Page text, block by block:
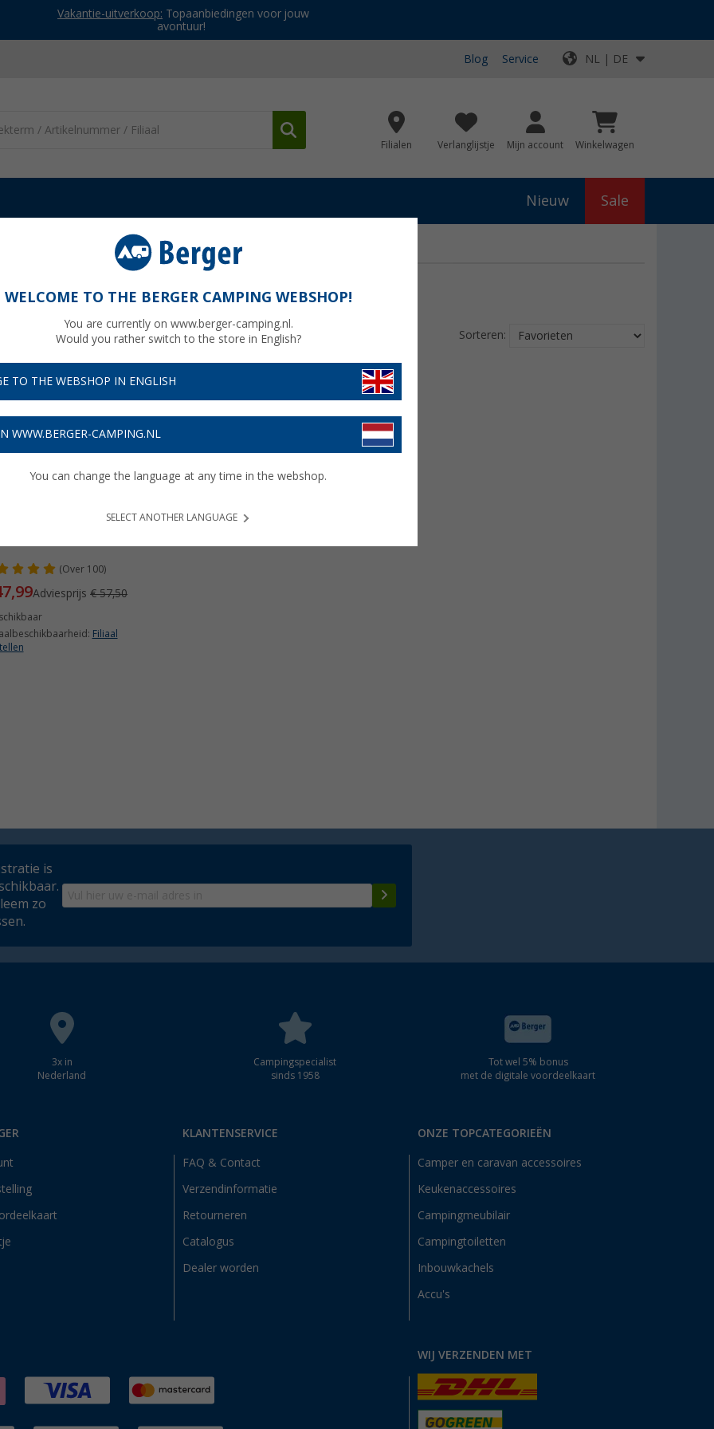
Vakantie-uitverkoop: Topaanbiedingen voor jouw
avontuur!
Blog Service NL | DE
Filialen Verlanglijstje Mijn account Winkelwagen
Nieuw Sale
TECH
Sorteren:
(Over100)
Adviesprijs€ 57,50
Filiaal
is
zo
3x in
Nederland
Campingspecialist
sinds 1958
Tot wel 5% bonus
met de digitale voordeelkaart
KLANTENSERVICE
FAQ & Contact
Verzendinformatie
Retourneren
Catalogus
Dealer worden
ONZE TOPCATEGORIEËN
Camper en caravan accessoires
Keukenaccessoires
Campingmeubilair
Campingtoiletten
Inbouwkachels
Accu's
WIJ VERZENDEN MET
WELCOME TO THE BERGER CAMPING WEBSHOP!
You are currently on www.berger-camping.nl.
Would you rather switch to the store in English?
TO THE WEBSHOP IN ENGLISH
WWW.BERGER-CAMPING.NL
You can change the language at any time in the webshop.
SELECT ANOTHER LANGUAGE